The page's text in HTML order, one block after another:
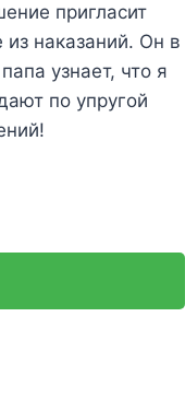
пригласит
наказаний. Он в
узнает, что я
по упругой